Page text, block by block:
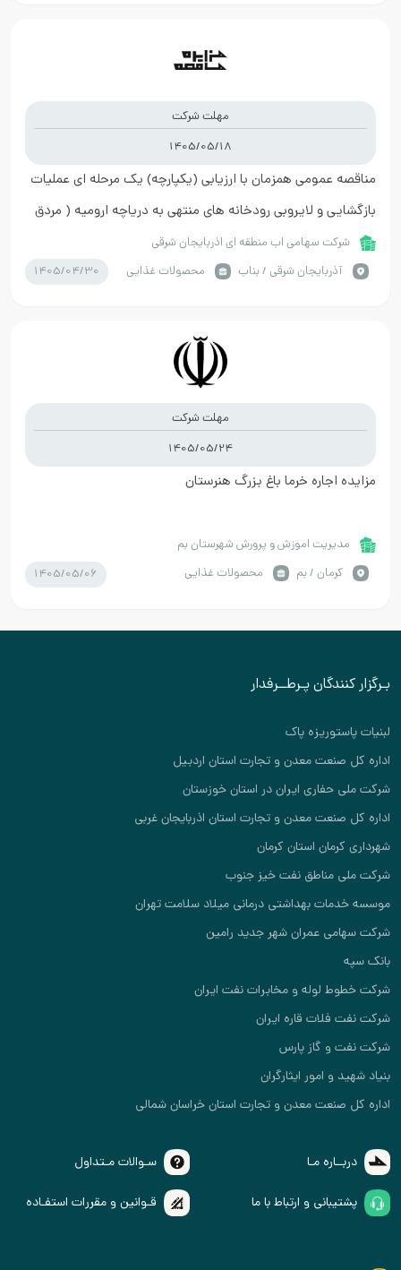
مهلت شرکت
1405/05/18
مناقصه عمومی همزمان با ارزیابی (یکپارچه) یک مرحله ای عمليات
بازگشایی و لایروبی رودخانه های منتهی به دریاچه ارومیه ( مردق
چای – چاوان چای )
شرکت سهامی اب منطقه ای اذربایجان شرقی
آذربايجان شرقي / بناب
محصولات غذایی 1405/04/30
مهلت شرکت
1405/05/24
مزایده اجاره خرما باغ بزرگ هنرستان
مدیریت اموزش و پرورش شهرستان بم
كرمان / بم
محصولات غذایی 1405/05/06
بـرگزار کنندگان پـرطــرفدار
لبنیات پاستوریزه پاک
اداره کل صنعت معدن و تجارت استان اردبیل
شرکت ملی حفاری ایران در استان خوزستان
اداره کل صنعت معدن و تجارت استان اذربایجان غربی
شهرداری کرمان استان کرمان
شرکت ملی مناطق نفت خیز جنوب
موسسه خدمات بهداشتی درمانی میلاد سلامت تهران
شرکت سهامی عمران شهر جدید رامین
بانک سپه
شرکت خطوط لوله و مخابرات نفت ایران
شرکت نفت فلات قاره ایران
شرکت نفت و گاز پارس
بنیاد شهید و امور ایثارگران
اداره کل صنعت معدن و تجارت استان خراسان شمالی
دربــاره مـا سـوالات مـتداول
پشتیبانی و ارتباط با ما قـوانین و مقررات استفـاده